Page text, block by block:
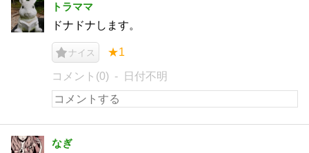
トラママ
ドナドナします。
ナイス ★1
コメント(0) 日付不明
なぎ